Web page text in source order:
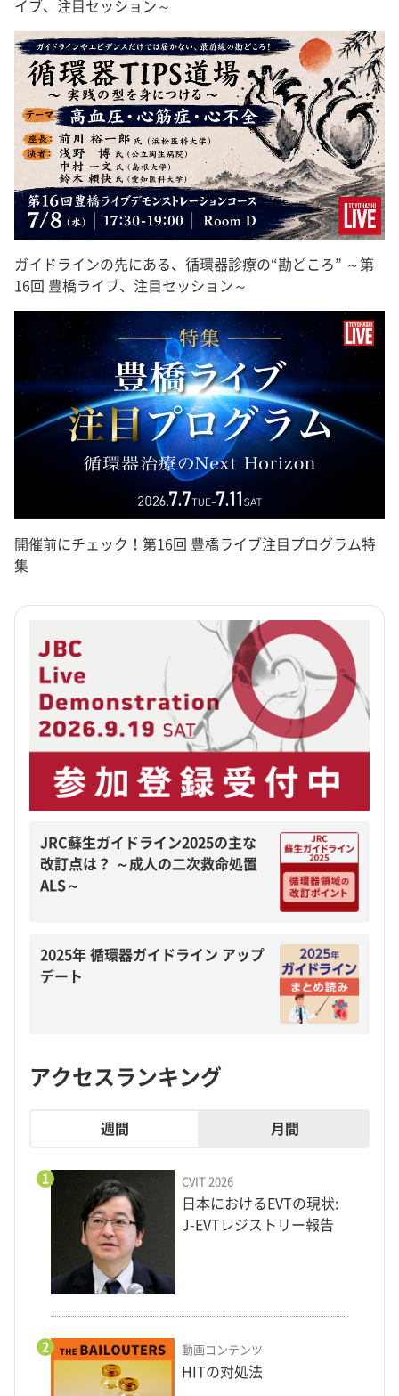
イブ、注目セッション～
ガイドラインの先にある、循環器診療の“勘どころ” ～第
16回 豊橋ライブ、注目セッション～
開催前にチェック！第16回 豊橋ライブ注目プログラム特
集
JRC蘇生ガイドライン2025の主な
改訂点は？ ～成人の二次救命処置
ALS～
2025年 循環器ガイドライン アップ
デート
アクセスランキング
週間 月間
1 CVIT 2026
日本におけるEVTの現状:
J-EVTレジストリー報告
2 動画コンテンツ
HITの対処法